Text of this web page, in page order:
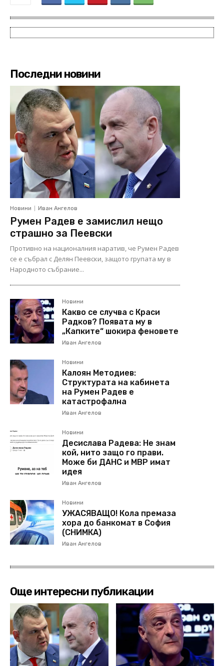
Последни новини
Новини Иван Ангелов
Румен Радев е замислил нещо
страшно за Пеевски
Противно на националния наратив, че Румен Радев
се е събрал с Делян Пеевски, защото групата му в
Народното събрание...
Новини
Какво се случва с Краси
Радков? Появата му в
„Капките“ шокира феновете
Иван Ангелов
Новини
Калоян Методиев:
Структурата на кабинета
на Румен Радев е
катастрофална
Иван Ангелов
Новини
Десислава Радева: Не знам
кой, нито защо го прави.
Може би ДАНС и МВР имат
идея
Иван Ангелов
Новини
УЖАСЯВАЩО! Кола премаза
хора до банкомат в София
(СНИМКА)
Иван Ангелов
Още интересни публикации